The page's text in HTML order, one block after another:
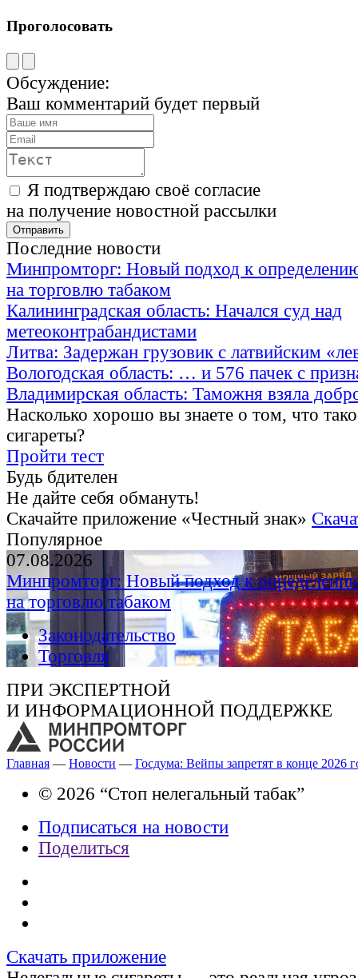
Проголосовать
Обсуждение:
Ваш комментарий будет первый
Я подтверждаю своё согласие
на получение новостной рассылки
Последние новости
Минпромторг: Новый подход к
на торговлю табаком
Калининградская область: Начался суд над
метеоконтрабандистами
Литва: Задержан грузовик с латвийским
Вологодская область: … и 576 пачек с
Владимирская область: Таможня взяла
Насколько хорошо вы знаете о том, что
сигареты?
Пройти тест
Будь бдителен
Не дайте себя обмануть!
Скачайте приложение «Честный знак»
Популярное
07.08.2026
Минпромторг: Новый подход к
на торговлю табаком
Законодательство
Торговля
ПРИ ЭКСПЕРТНОЙ
И ИНФОРМАЦИОННОЙ ПОДДЕРЖКЕ
Главная — Новости — Госдума: Вейпы запретят в конце 2026
© 2026 “Стоп нелегальный табак”
Подписаться на новости
Поделиться
Скачать приложение